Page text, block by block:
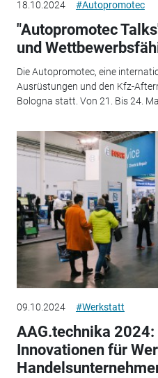
18.10.2024 #Autopromotec
"Autopromotec
und
Die Autopromotec, eine
Ausrüstungen und den Kfz-
Bologna statt. Von 21. Bis 24.
09.10.2024 #Werkstatt
AAG.technika 2024:
Innovationen für